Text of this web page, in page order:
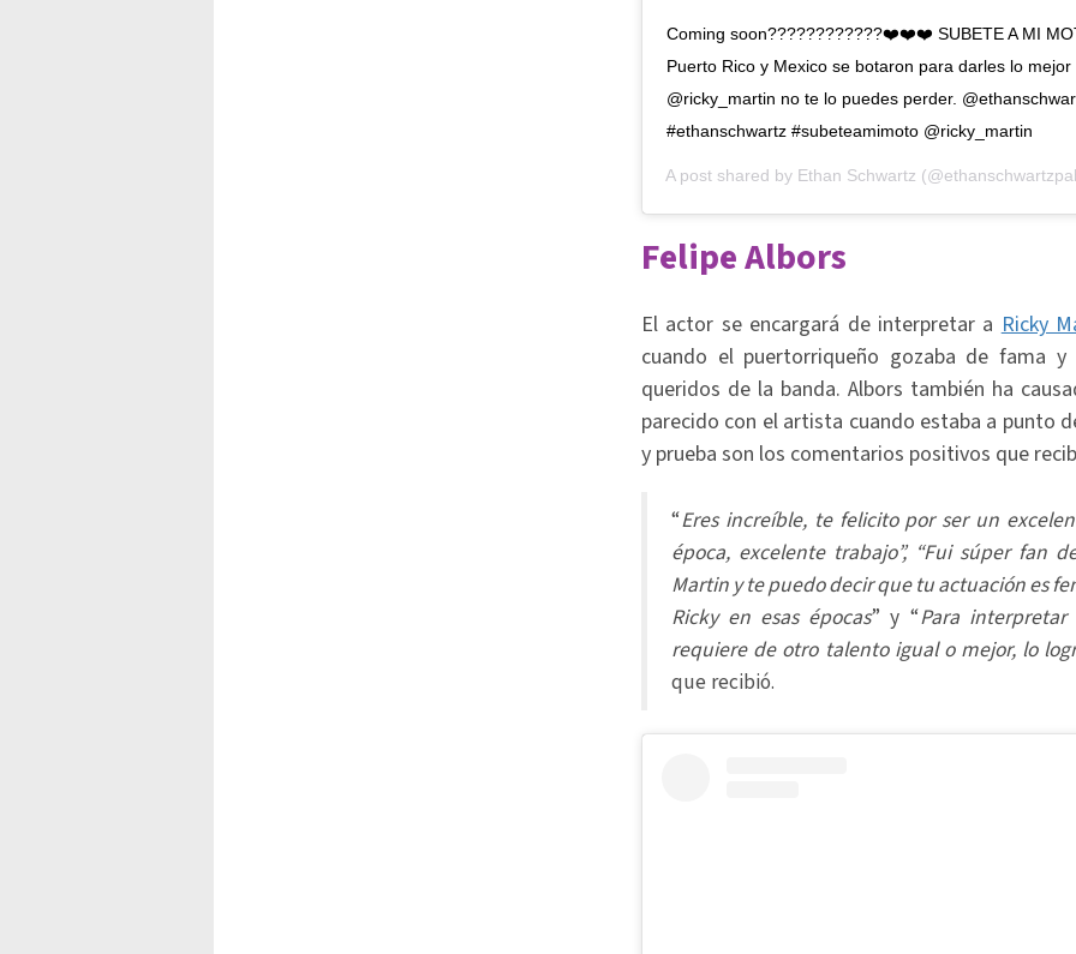
Coming soon????????????❤️❤️❤️ SUBETE A MI
Puerto Rico y Mexico se botaron para darles lo
@ricky_martin no te lo puedes perder.
#ethanschwartz #subeteamimoto @ricky_martin
A post shared by Ethan Schwartz
Felipe Albors
El actor se encargará de interpretar a Ricky
cuando el puertorriqueño gozaba de fama
queridos de la banda. Albors también ha
parecido con el artista cuando estaba a punto
y prueba son los comentarios positivos que
“Eres increíble, te felicito por ser un
época, excelente trabajo”, “Fui súper fan
Martin y te puedo decir que tu actuación es
Ricky en esas épocas” y “Para
requiere de otro talento igual o mejor, lo
que recibió.